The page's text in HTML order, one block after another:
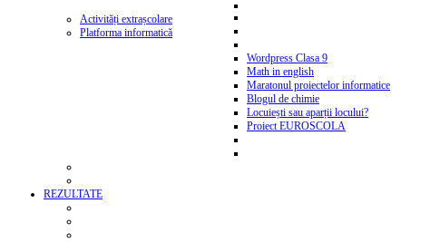
Activități extrașcolare
Platforma informatică
Wordpress Clasa 9
Math in english
Maratonul proiectelor informatice
Blogul de chimie
Locuiești sau aparții locului?
Proiect EUROSCOLA
REZULTATE